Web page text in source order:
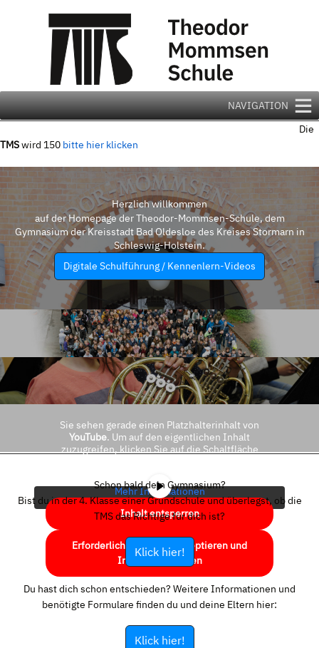
NAVIGATION
Die
TMSwird 150 bitte hier klicken
Herzlich willkommen
auf der Homepage der Theodor-Mommsen-Schule, dem
Gymnasium der Kreisstadt Bad Oldesloe des Kreises Stormarn in
Schleswig-Holstein.
Digitale Schulführung / Kennenlern-Videos
Sie sehen gerade einen Platzhalterinhalt von
YouTube. Um auf den eigentlichen Inhalt
zuzugreifen, klicken Sie auf die Schaltfläche
Mehr Informationen
Inhalt entsperren
Erforderlichen Service akzeptieren und
Inhalte entsperren
Schon bald dein Gymnasium?
Bist du in der 4. Klasse einer Grundschule und überlegst, ob die
TMS das Richtige für dich ist?
Klick hier!
Du hast dich schon entschieden? Weitere Informationen und
benötigte Formulare finden du und deine Eltern hier:
Klick hier!